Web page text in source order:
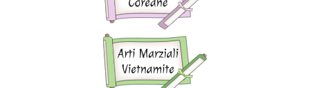
marziali